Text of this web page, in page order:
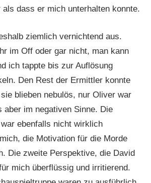
als dass er mich unterhalten konnte.
ziemlich vernichtend aus.
im Off oder gar nicht, man kann
ich tappte bis zur Auflösung
Den Rest der Ermittler konnte
blieben nebulös, nur Oliver war
aber im negativen Sinne. Die
ebenfalls nicht wirklich
die Motivation für die Morde
Die zweite Perspektive, die David
mich überflüssig und irritierend.